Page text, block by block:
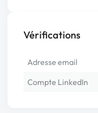
Vérifications
Adresse email
Compte LinkedIn